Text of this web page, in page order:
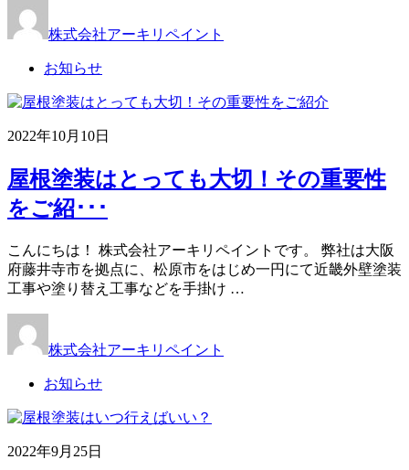
株式会社アーキリペイント
お知らせ
2022年10月10日
屋根塗装はとっても大切！その重要性
をご紹･･･
こんにちは！ 株式会社アーキリペイントです。 弊社は大阪
府藤井寺市を拠点に、松原市をはじめ一円にて近畿外壁塗装
工事や塗り替え工事などを手掛け …
株式会社アーキリペイント
お知らせ
2022年9月25日